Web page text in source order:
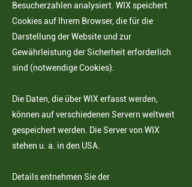
Besucherzahlen analysiert. WIX speichert
Cookies auf Ihrem Browser, die für die
Darstellung der Website und zur
Gewährleistung der Sicherheit erforderlich
sind (notwendige Cookies).
Die Daten, die über WIX erfasst werden,
können auf verschiedenen Servern weltweit
gespeichert werden. Die Server von WIX
stehen u. a. in den USA.
Details entnehmen Sie der